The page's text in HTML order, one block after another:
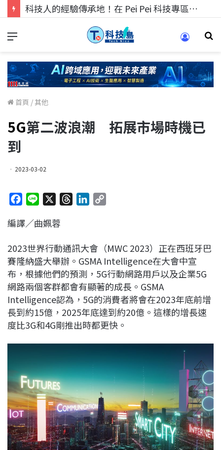
科技人的經驗傳承地！在 Pei Pei 科技專區，與學弟妹交流最硬核的技術
首頁 /其他
5G第二波浪潮 拓展市場時機已
到
2023-03-02
c
b
o
o
k
n
a
d
s
e
d
I
n
L
i
n
k
編譯／曲姵蓉
2023世界行動通訊大會（MWC 2023）正在西班牙巴
賽隆納盛大舉辦。GSMA Intelligence在大會中宣
布，根據他們的預測，5G行動網路用戶以及企業5G
網路兩個客群都會有顯著的成長。GSMA
Intelligence認為，5G的消費者將會在2023年底前增
長到約15億，2025年底達到約20億。這樣的增長速
度比3G和4G剛推出時都更快。